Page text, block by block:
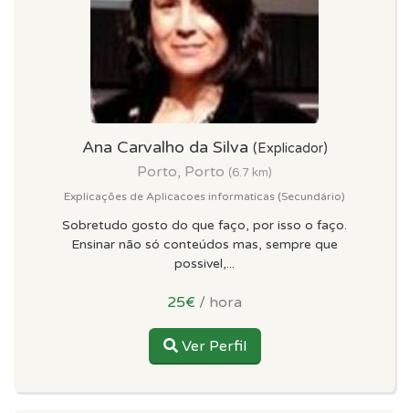
Ana Carvalho da Silva (Explicador)
Porto, Porto (6.7 km)
Explicações de Aplicacoes informaticas (Secundário)
Sobretudo gosto do que faço, por isso o faço.
Ensinar não só conteúdos mas, sempre que
possivel,...
25€ / hora
Ver Perfil